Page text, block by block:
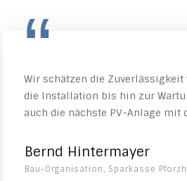
“
Wir schätzen die Zuverlässigkeit
die Installation bis hin zur
auch die nächste PV-Anlage mit
Bernd Hintermayer
Bau-Organisation, Sparkasse